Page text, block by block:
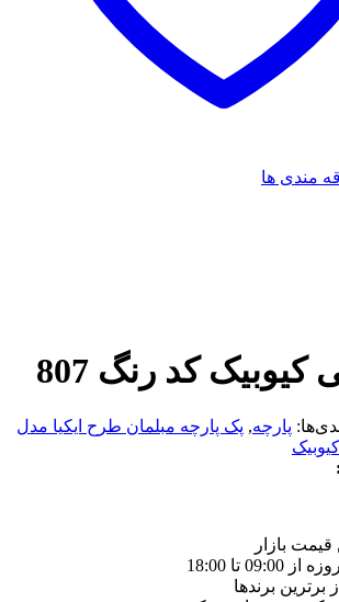
مندی ها
کد رنگ 807
پارچه, پک پارچه مبلمان طرح ایکیا مدل
بازار
تا 18:00
برترین برندها